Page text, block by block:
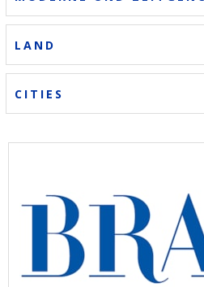
LAND
CITIES